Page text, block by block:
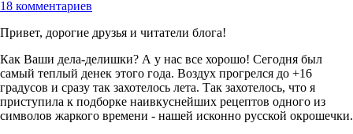
18 комментариев
Привет, дорогие друзья и читатели блога!
Как Ваши дела-делишки? А у нас все хорошо! Сегодня был
самый теплый денек этого года. Воздух прогрелся до +16
градусов и сразу так захотелось лета. Так захотелось, что я
приступила к подборке наивкуснейших рецептов одного из
символов жаркого времени - нашей исконно русской окрошечки.